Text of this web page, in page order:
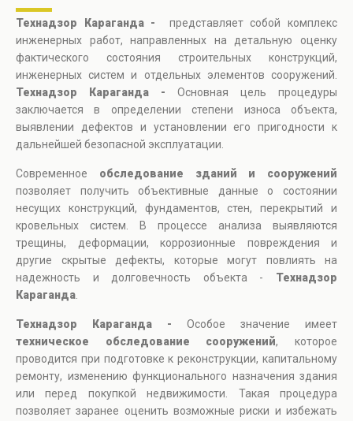
Технадзор Караганда - представляет собой комплекс
инженерных работ, направленных на детальную оценку
фактического состояния строительных конструкций,
инженерных систем и отдельных элементов сооружений.
Технадзор Караганда - Основная цель процедуры
заключается в определении степени износа объекта,
выявлении дефектов и установлении его пригодности к
дальнейшей безопасной эксплуатации.
Современное обследование зданий и сооружений
позволяет получить объективные данные о состоянии
несущих конструкций, фундаментов, стен, перекрытий и
кровельных систем. В процессе анализа выявляются
трещины, деформации, коррозионные повреждения и
другие скрытые дефекты, которые могут повлиять на
надежность и долговечность объекта - Технадзор
Караганда
Технадзор Караганда - Особое значение имеет
техническое обследование сооружений, которое
проводится при подготовке к реконструкции, капитальному
ремонту, изменению функционального назначения здания
или перед покупкой недвижимости. Такая процедура
позволяет заранее оценить возможные риски и избежать